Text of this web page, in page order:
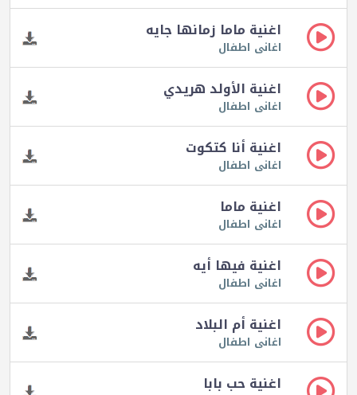
اغنية ماما زمانها جايه
اغانى اطفال
اغنية الأولد هريدي
اغانى اطفال
اغنية أنا كتكوت
اغانى اطفال
اغنية ماما
اغانى اطفال
اغنية فيها أيه
اغانى اطفال
اغنية أم البلاد
اغانى اطفال
اغنية حب بابا